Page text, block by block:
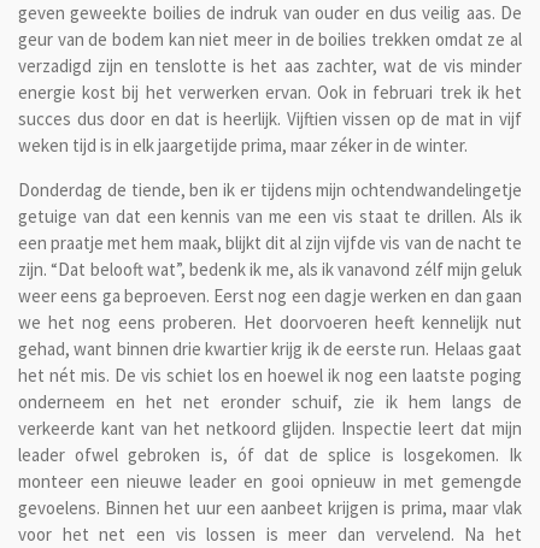
geven geweekte boilies de indruk van ouder en dus veilig aas. De
geur van de bodem kan niet meer in de boilies trekken omdat ze al
verzadigd zijn en tenslotte is het aas zachter, wat de vis minder
energie kost bij het verwerken ervan. Ook in februari trek ik het
succes dus door en dat is heerlijk. Vijftien vissen op de mat in vijf
weken tijd is in elk jaargetijde prima, maar zéker in de winter.
Donderdag de tiende, ben ik er tijdens mijn ochtendwandelingetje
getuige van dat een kennis van me een vis staat te drillen. Als ik
een praatje met hem maak, blijkt dit al zijn vijfde vis van de nacht te
zijn. “Dat belooft wat”, bedenk ik me, als ik vanavond zélf mijn geluk
weer eens ga beproeven. Eerst nog een dagje werken en dan gaan
we het nog eens proberen. Het doorvoeren heeft kennelijk nut
gehad, want binnen drie kwartier krijg ik de eerste run. Helaas gaat
het nét mis. De vis schiet los en hoewel ik nog een laatste poging
onderneem en het net eronder schuif, zie ik hem langs de
verkeerde kant van het netkoord glijden. Inspectie leert dat mijn
leader ofwel gebroken is, óf dat de splice is losgekomen. Ik
monteer een nieuwe leader en gooi opnieuw in met gemengde
gevoelens. Binnen het uur een aanbeet krijgen is prima, maar vlak
voor het net een vis lossen is meer dan vervelend. Na het